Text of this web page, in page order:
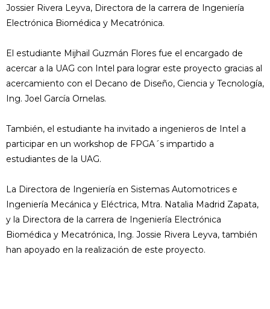
Jossier Rivera Leyva, Directora de la carrera de Ingeniería
Electrónica Biomédica y Mecatrónica.
El estudiante Mijhail Guzmán Flores fue el encargado de
acercar a la UAG con Intel para lograr este proyecto gracias al
acercamiento con el Decano de Diseño, Ciencia y Tecnología,
Ing. Joel García Ornelas.
También, el estudiante ha invitado a ingenieros de Intel a
participar en un workshop de FPGA´s impartido a
estudiantes de la UAG.
La Directora de Ingeniería en Sistemas Automotrices e
Ingeniería Mecánica y Eléctrica, Mtra. Natalia Madrid Zapata,
y la Directora de la carrera de Ingeniería Electrónica
Biomédica y Mecatrónica, Ing. Jossie Rivera Leyva, también
han apoyado en la realización de este proyecto.